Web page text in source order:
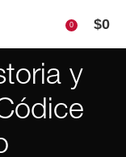
0 $0
y